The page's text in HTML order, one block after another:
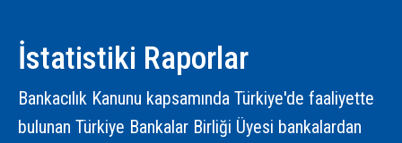
İstatistiki Raporlar
Bankacılık Kanunu kapsamında Türkiye'de faaliyette
bulunan Türkiye Bankalar Birliği Üyesi bankalardan